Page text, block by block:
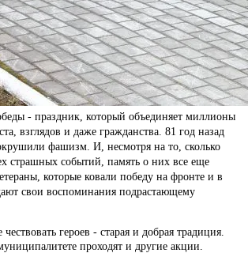
- праздник, который объединяет миллионы
взглядов и даже гражданства. 81 год назад
фашизм. И, несмотря на то, сколько
страшных событий, память о них все еще
которые ковали победу на фронте и в
свои воспоминания подрастающему
героев - старая и добрая традиция.
проходят и другие акции.